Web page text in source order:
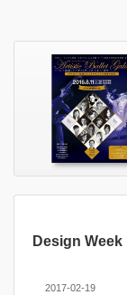
Design
2017-02-19